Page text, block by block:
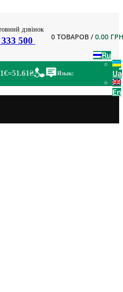
дзвінок
500 0 ТОВАРОВ / 0.00
1€=51.61₴ Язык:
Ru
Ua
En